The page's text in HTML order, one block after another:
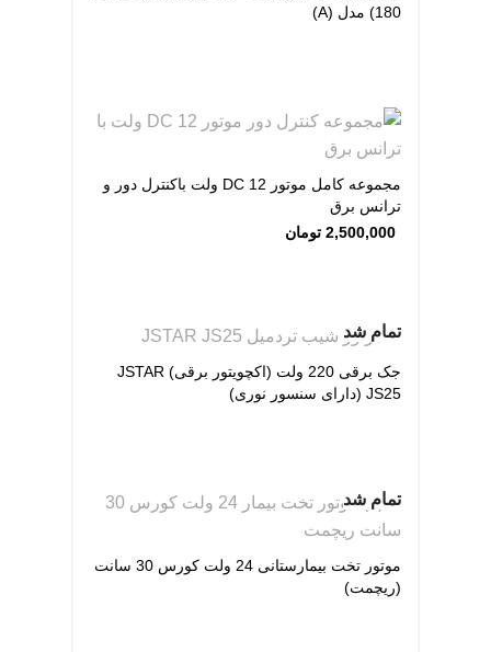
180) مدل (A)
مجموعه كامل موتور DC 12 ولت باکنترل دور و
ترانس برق
2,500,000 تومان
تمام شد
جک برقی 220 ولت (اکچویتور برقی) JSTAR
JS25 (دارای سنسور نوری)
تمام شد
موتور تخت بیمارستانی 24 ولت کورس 30 سانت
(ریچمت)